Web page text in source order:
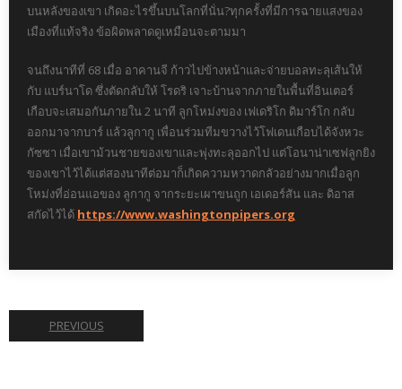
บนหลังของเขา เกิดอะไรขึ้นบนโลกที่นั่น?ทุกครั้งที่มีการฉายแสงของ
เมืองที่แท้จริง ข้อผิดพลาดดูเหมือนจะตามมา
จนถึงนาทีที่ 68 เมื่อ อาคานจี ก้าวไปข้างหน้าและจ่ายบอลทะลุเส้นให้
กับ แบร์นาโด ซึ่งตัดกลับให้ โรดริ เจาะบ้านจากภายในพื้นที่อินเตอร์
เกือบจะเสมอกันภายใน 2 นาที ลูกโหม่งของ เฟเดริโก ดิมาร์โก กลับ
ออกมาจากบาร์ แล้วลูกากู เพื่อนร่วมทีมขวางไว้โฟเดนเกือบได้จังหวะ
กัซซา เมื่อเขาม้วนชายของเขาและพุ่งทะลุออกไป แต่โอนาน่าเซฟลูกยิง
ของเขาไว้ได้แต่สองนาทีต่อมาก็เกิดความหวาดกลัวอย่างมากเมื่อลูก
โหม่งที่อ่อนแอของ ลูกากู จากระยะเผาขนถูก เอเดอร์สัน และ ดิอาส
สกัดไว้ได้ https://www.washingtonpipers.org
PREVIOUS